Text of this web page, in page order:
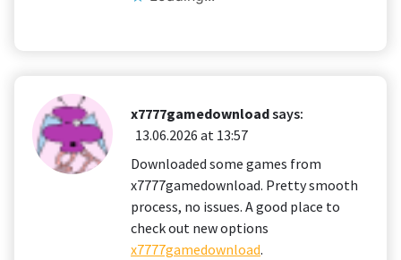
x7777gamedownloadsays:
13.06.2026 at 13:57
Downloaded some games from
x7777gamedownload. Pretty smooth
process, no issues. A good place to
check out new options
x7777gamedownload.